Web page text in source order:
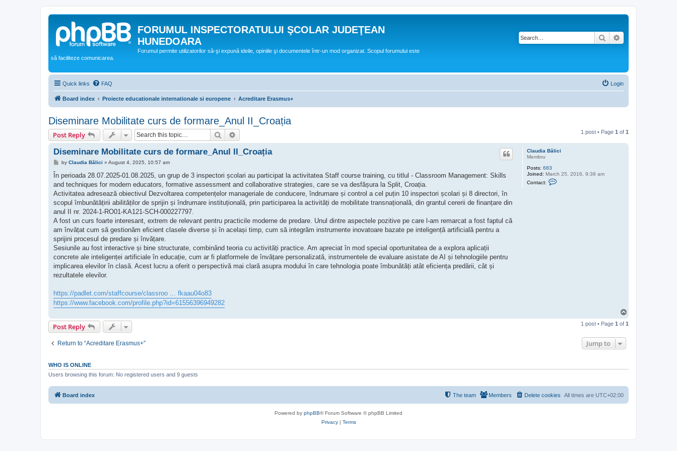
FORUMUL INSPECTORATULUI ŞCOLAR JUDEŢEAN
HUNEDOARA
Forumul permite utilizatorilor să-şi expună ideile, opiniile şi documentele într-un mod organizat. Scopul forumului este
să faciliteze comunicarea.
Search
Quick links FAQ Login
Board index Proiecte educationale internationale si europene Acreditare Erasmus+
Diseminare Mobilitate curs de formare_Anul II_Croația
Post Reply Search 1 post • Page 1 of 1
Claudia Bălici
Membru
Posts: 683
Joined: March 25, 2016, 9:39 am
Contact:
Diseminare Mobilitate curs de formare_Anul II_Croația
P
s
by Claudia Bălici » August 4, 2025, 10:57 am
În perioada 28.07.2025-01.08.2025, un grup de 3 inspectori școlari au participat la activitatea Staff course training, cu titlul - Classroom Management: Skills
and techniques for modern educators, formative assessment and collaborative strategies, care se va desfășura la Split, Croația.
Activitatea adresează obiectivul Dezvoltarea competențelor manageriale de conducere, îndrumare și control a cel puțin 10 inspectori școlari și 8 directori, în
scopul îmbunătățirii abilităților de sprijin și îndrumare instituțională, prin participarea la activități de mobilitate transnațională, din grantul cererii de finanțare din
anul II nr. 2024-1-RO01-KA121-SCH-000227797.
A fost un curs foarte interesant, extrem de relevant pentru practicile moderne de predare. Unul dintre aspectele pozitive pe care l-am remarcat a fost faptul că
am învățat cum să gestionăm eficient clasele diverse și în același timp, cum să integrăm instrumente inovatoare bazate pe inteligență artificială pentru a
sprijini procesul de predare și învățare.
Sesiunile au fost interactive și bine structurate, combinând teoria cu activități practice. Am apreciat în mod special oportunitatea de a explora aplicații
concrete ale inteligenței artificiale în educație, cum ar fi platformele de învățare personalizată, instrumentele de evaluare asistate de AI și tehnologiile pentru
implicarea elevilor în clasă. Acest lucru a oferit o perspectivă mai clară asupra modului în care tehnologia poate îmbunătăți atât eficiența predării, cât și
rezultatele elevilor.
https://padlet.com/staffcourse/classroo ... fkaau04o83
https://www.facebook.com/profile.php?id=61556396949282
p
Post Reply 1 post • Page 1 of 1
Return to “Acreditare Erasmus+” Jump to
WHO IS ONLINE
Users browsing this forum: No registered users and 9 guests
Board index All times are UTC+02:00
Delete cookies
Members
The team
Powered by phpBB® Forum Software © phpBB Limited
Privacy| Terms